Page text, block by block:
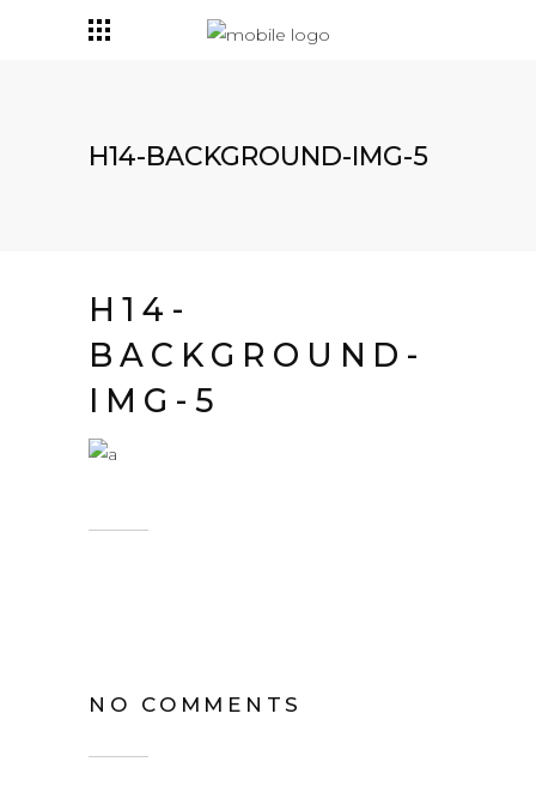
H14-BACKGROUND-IMG-5
H14-
BACKGROUND-
IMG-5
NO COMMENTS